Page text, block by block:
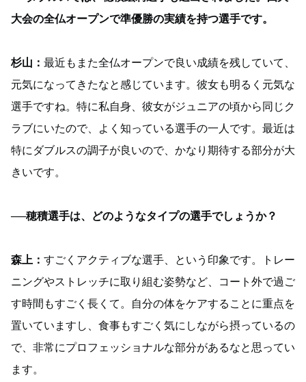
大会の全仏オープンで準優勝の実績を持つ選手です。
杉山： 最近もまた全仏オープンで良い成績を残していて、
元気になってきたなと感じています。彼女も明るく元気な
選手ですね。特に私自身、彼女がジュニアの頃から同じク
ラブにいたので、よく知っている選手の一人です。最近は
特にダブルスの調子が良いので、かなり期待する部分が大
きいです。
──穂積選手は、どのようなタイプの選手でしょうか？
森上： すごくアクティブな選手、という印象です。トレー
ニングやストレッチに取り組む姿勢など、コート外で過ご
す時間もすごく長くて。自分の体をケアすることに重点を
置いていますし、食事もすごく気にしながら摂っているの
で、非常にプロフェッショナルな部分があるなと思ってい
ます。